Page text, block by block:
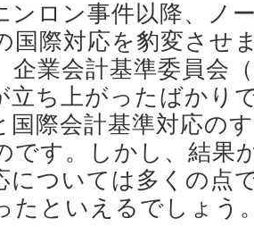
ロン事件以降、ノ
国際対応を豹変させ
企業会計基準委員会
立ち上がったばかり
国際会計基準対応の
です。しかし、結果
については多くの点
たといえるでしょう